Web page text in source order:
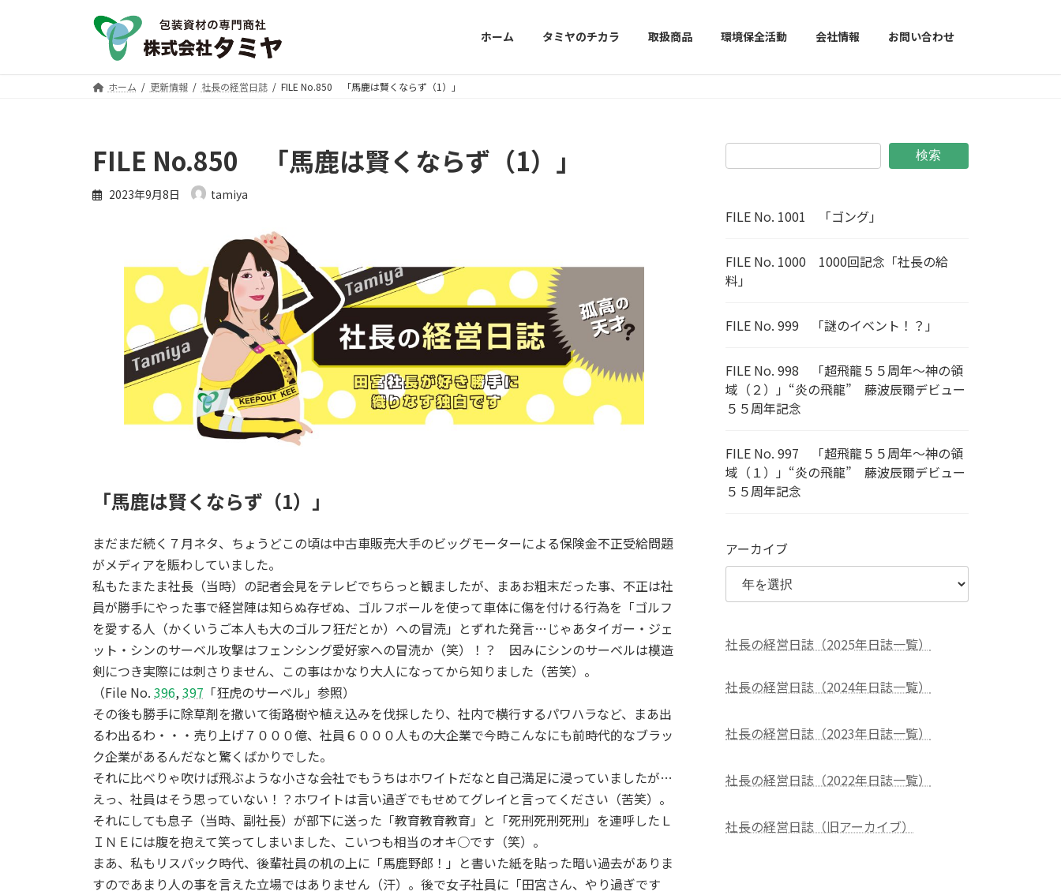
ホーム タミヤのチカラ 取扱商品 環境保全活動 会社情報 お問い合わせ
ホーム 更新情報 社長の経営日誌 FILE No.850 「馬鹿は賢くならず（1）」
FILE No.850 「馬鹿は賢くならず（1）」
2023年9月8日 tamiya
「馬鹿は賢くならず（1）」
まだまだ続く７月ネタ、ちょうどこの頃は中古車販売大手のビッグモーターによる保険金不正受給問題
がメディアを賑わしていました。
私もたまたま社長（当時）の記者会見をテレビでちらっと観ましたが、まあお粗末だった事、不正は社
員が勝手にやった事で経営陣は知らぬ存ぜぬ、ゴルフボールを使って車体に傷を付ける行為を「ゴルフ
を愛する人（かくいうご本人も大のゴルフ狂だとか）への冒涜」とずれた発言…じゃあタイガー・ジェ
ット・シンのサーベル攻撃はフェンシング愛好家への冒涜か（笑）！？ 因みにシンのサーベルは模造
剣につき実際には刺さりません、この事はかなり大人になってから知りました（苦笑）。
（File No. 396,397 「狂虎のサーベル」参照）
その後も勝手に除草剤を撒いて街路樹や植え込みを伐採したり、社内で横行するパワハラなど、まあ出
るわ出るわ・・・売り上げ７０００億、社員６０００人もの大企業で今時こんなにも前時代的なブラッ
ク企業があるんだなと驚くばかりでした。
それに比べりゃ吹けば飛ぶような小さな会社でもうちはホワイトだなと自己満足に浸っていましたが…
えっ、社員はそう思っていない！？ホワイトは言い過ぎでもせめてグレイと言ってください（苦笑）。
それにしても息子（当時、副社長）が部下に送った「教育教育教育」と「死刑死刑死刑」を連呼したＬ
ＩＮＥには腹を抱えて笑ってしまいました、こいつも相当のオキ○です（笑）。
まあ、私もリスパック時代、後輩社員の机の上に「馬鹿野郎！」と書いた紙を貼った暗い過去がありま
すのであまり人の事を言えた立場ではありません（汗）。後で女子社員に「田宮さん、やり過ぎです
検索
FILE No. 1001 「ゴング」
FILE No. 1000 1000回記念「社長の給
料」
FILE No. 999 「謎のイベント！？」
FILE No. 998 「超飛龍５５周年～神の領
域（２）」“炎の飛龍” 藤波辰爾デビュー
５５周年記念
FILE No. 997 「超飛龍５５周年～神の領
域（１）」“炎の飛龍” 藤波辰爾デビュー
５５周年記念
アーカイブ
社長の経営日誌（2025年日誌一覧）
社長の経営日誌（2024年日誌一覧）
社長の経営日誌（2023年日誌一覧）
社長の経営日誌（2022年日誌一覧）
社長の経営日誌（旧アーカイブ）